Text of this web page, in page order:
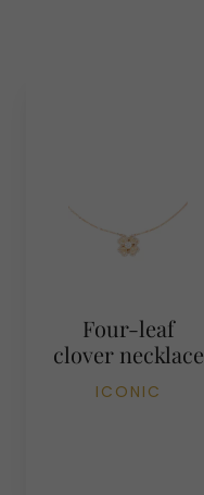
Four-leaf
clover necklace
ICONIC